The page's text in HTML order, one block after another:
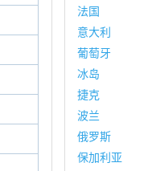
法国
意大利
葡萄牙
冰岛
捷克
波兰
俄罗斯
保加利亚